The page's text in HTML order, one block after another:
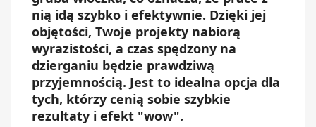
nią idą szybko i efektywnie. Dzięki jej
objętości, Twoje projekty nabiorą
wyrazistości, a czas spędzony na
dzierganiu będzie prawdziwą
przyjemnością. Jest to idealna opcja dla
tych, którzy cenią sobie szybkie
rezultaty i efekt "wow".